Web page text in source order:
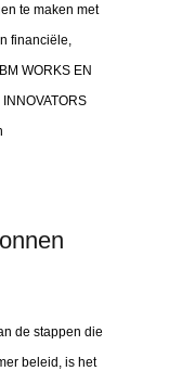
te maken met
financiële,
WORKS EN
de stappen die
beleid, is het